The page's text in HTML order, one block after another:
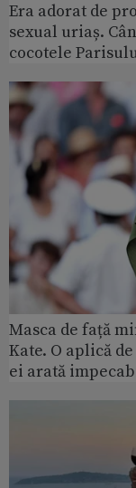
Era adorat de
sexual uriaș.
cocotele
Masca de față
Kate. O aplică
ei arată